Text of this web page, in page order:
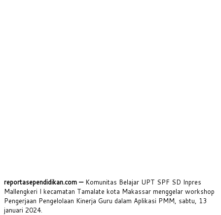
reportasependidikan.com — Komunitas Belajar UPT SPF SD Inpres
Mallengkeri I kecamatan Tamalate kota Makassar menggelar workshop
Pengerjaan Pengelolaan Kinerja Guru dalam Aplikasi PMM, sabtu, 13
januari 2024.